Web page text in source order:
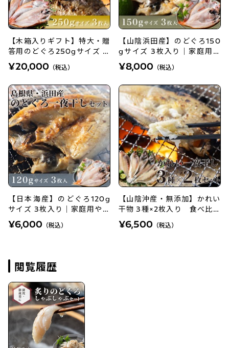
【木箱入りギフト】特大・贈
答用のどぐろ250gサイズ ３
枚入りセット
¥20,000 （税込）
【山陰浜田産】のどぐろ150
gサイズ 3枚入り｜家庭用に
も贈答用にも
¥8,000 （税込）
【日本海産】のどぐろ120g
サイズ 3枚入り｜家庭用やお
試しに
¥6,000 （税込）
【山陰沖産・無添加】かれい
干物 3種×2枚入り 食べ比べ
セット
¥6,500 （税込）
閲覧履歴